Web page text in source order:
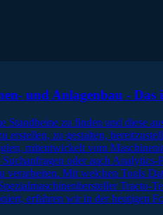
und Anlagenbau -
Standbeine zu finden und diese
erstellen, zu gestalten,
mitentwickelt vom
oder auch
verarbeiten. Mit welchen Tools
erfahren wir in der heutigen